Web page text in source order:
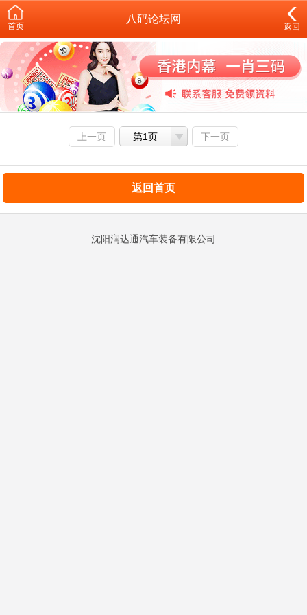
首页
八码论坛网
返回
上一页 第1页 下一页
返回首页
沈阳润达通汽车装备有限公司